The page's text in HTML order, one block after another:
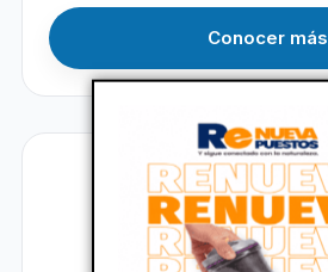
Conocer más